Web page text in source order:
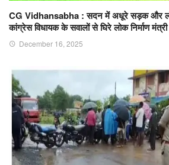
CG Vidhansabha : सदन में अधूरे सड़क और
कांग्रेस विधायक के सवालों से घिरे लोक निर्माण मंत्री
December 16, 2025